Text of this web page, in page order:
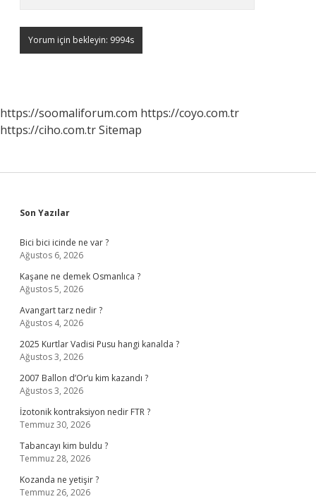
https://soomaliforum.com https://coyo.com.tr
https://ciho.com.trSitemap
Sidebar
Son Yazılar
Bici bici icinde ne var ?
Ağustos 6, 2026
Kaşane ne demek Osmanlıca ?
Ağustos 5, 2026
Avangart tarz nedir ?
Ağustos 4, 2026
2025 Kurtlar Vadisi Pusu hangi kanalda ?
Ağustos 3, 2026
2007 Ballon d’Or’u kim kazandı ?
Ağustos 3, 2026
İzotonik kontraksiyon nedir FTR ?
Temmuz 30, 2026
Tabancayı kim buldu ?
Temmuz 28, 2026
Kozanda ne yetişir ?
Temmuz 26, 2026